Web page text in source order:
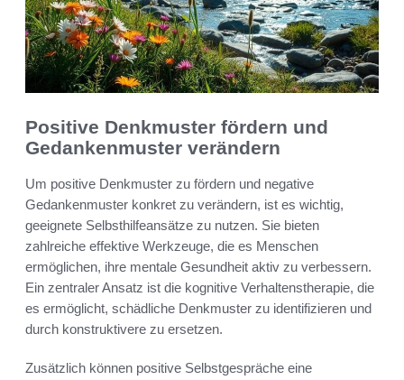
Positive Denkmuster fördern und
Gedankenmuster verändern
Um positive Denkmuster zu fördern und negative
Gedankenmuster konkret zu verändern, ist es wichtig,
geeignete Selbsthilfeansätze zu nutzen. Sie bieten
zahlreiche effektive Werkzeuge, die es Menschen
ermöglichen, ihre mentale Gesundheit aktiv zu verbessern.
Ein zentraler Ansatz ist die kognitive Verhaltenstherapie, die
es ermöglicht, schädliche Denkmuster zu identifizieren und
durch konstruktivere zu ersetzen.
Zusätzlich können positive Selbstgespräche eine